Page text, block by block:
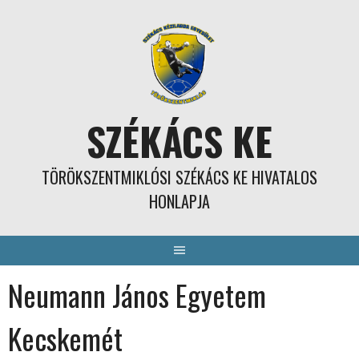
SZÉKÁCS KE
TÖRÖKSZENTMIKLÓSI SZÉKÁCS KE HIVATALOS
HONLAPJA
Neumann János Egyetem
Kecskemét